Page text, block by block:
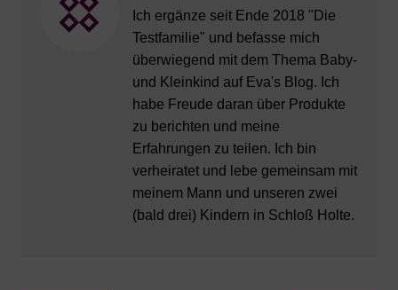
Ich ergänze seit Ende 2018 "Die
Testfamilie" und befasse mich
überwiegend mit dem Thema Baby-
und Kleinkind auf Eva's Blog. Ich
habe Freude daran über Produkte
zu berichten und meine
Erfahrungen zu teilen. Ich bin
verheiratet und lebe gemeinsam mit
meinem Mann und unseren zwei
(bald drei) Kindern in Schloß Holte.